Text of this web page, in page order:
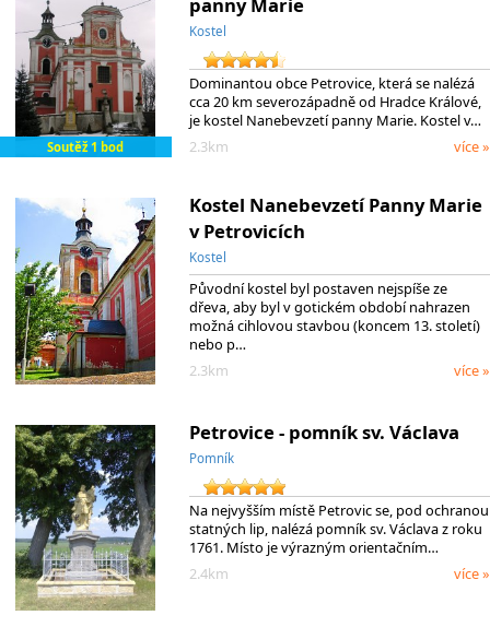
Soutěž 1 bod
panny Marie
Kostel
Dominantou obce Petrovice, která se nalézá
cca 20 km severozápadně od Hradce Králové,
je kostel Nanebevzetí panny Marie. Kostel v…
2.3km
více »
Kostel Nanebevzetí Panny Marie
v Petrovicích
Kostel
Původní kostel byl postaven nejspíše ze
dřeva, aby byl v gotickém období nahrazen
možná cihlovou stavbou (koncem 13. století)
nebo p…
2.3km
více »
Petrovice - pomník sv. Václava
Pomník
Na nejvyšším místě Petrovic se, pod ochranou
statných lip, nalézá pomník sv. Václava z roku
1761. Místo je výrazným orientačním…
2.4km
více »